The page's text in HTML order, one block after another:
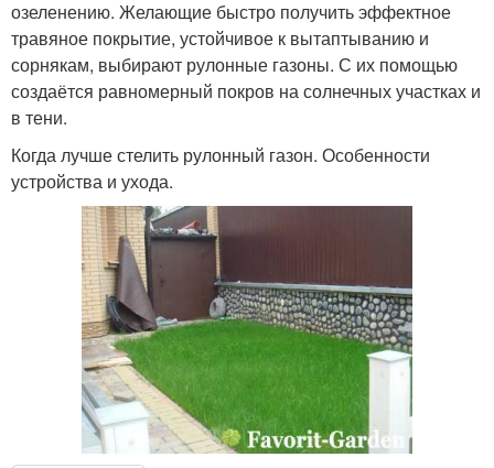
озеленению. Желающие быстро получить эффектное
травяное покрытие, устойчивое к вытаптыванию и
сорнякам, выбирают рулонные газоны. С их помощью
создаётся равномерный покров на солнечных участках и
в тени.
Когда лучше стелить рулонный газон. Особенности
устройства и ухода.